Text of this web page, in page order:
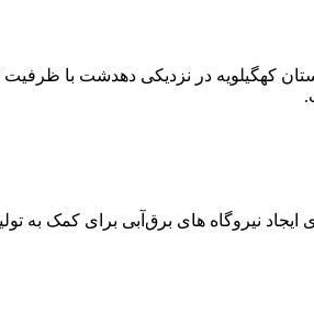
نیروگاه های برق‌آبی برای کمک به